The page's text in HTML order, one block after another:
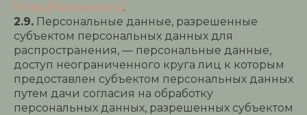
https://hartwood.ru/.
2.9. Персональные данные, разрешенные
субъектом персональных данных для
распространения, — персональные данные,
доступ неограниченного круга лиц к которым
предоставлен субъектом персональных данных
путем дачи согласия на обработку
персональных данных, разрешенных субъектом